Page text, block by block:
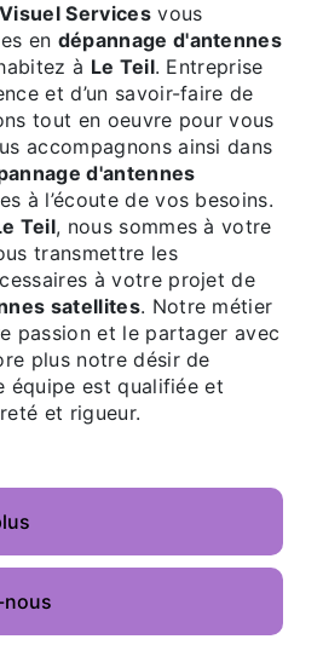
Servicesvous
en dépannage d'antennes
à Le Teil. Entreprise
et d’un savoir-faire de
tout en oeuvre pour vous
accompagnons ainsi dans
d'antennes
à l’écoute de vos besoins.
Teil, nous sommes à votre
transmettre les
à votre projet de
satellites. Notre métier
passion et le partager avec
plus notre désir de
équipe est qualifiée et
et rigueur.